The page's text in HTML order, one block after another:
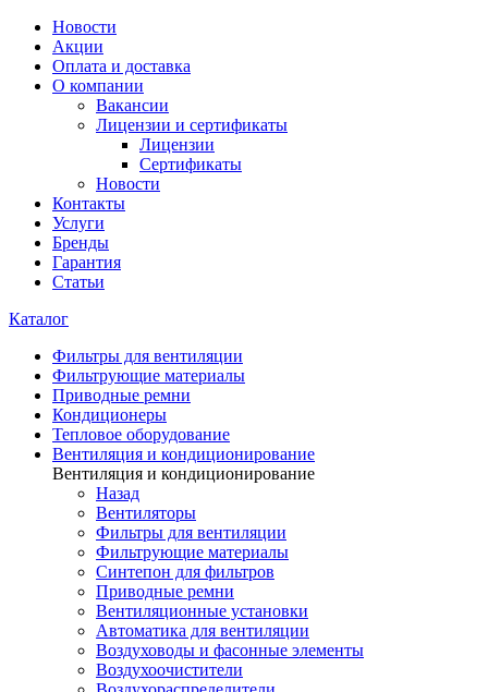
Новости
Акции
Оплата и доставка
О компании
Вакансии
Лицензии и сертификаты
Лицензии
Сертификаты
Новости
Контакты
Услуги
Бренды
Гарантия
Статьи
Каталог
Фильтры для вентиляции
Фильтрующие материалы
Приводные ремни
Кондиционеры
Тепловое оборудование
Вентиляция и кондиционирование
Вентиляция и кондиционирование
Назад
Вентиляторы
Фильтры для вентиляции
Фильтрующие материалы
Синтепон для фильтров
Приводные ремни
Вентиляционные установки
Автоматика для вентиляции
Воздуховоды и фасонные элементы
Воздухоочистители